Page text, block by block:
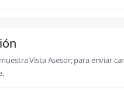
Vista Asesor; para enviar